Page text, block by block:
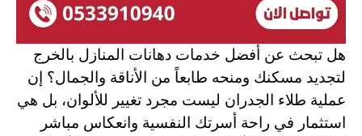
هل تبحث عن أفضل خدمات دهانات المنازل بالخرج
لتجديد مسكنك ومنحه طابعاً من الأناقة والجمال؟ إن
عملية طلاء الجدران ليست مجرد تغيير للألوان، بل هي
استثمار في راحة أسرتك النفسية وانعكاس مباشر